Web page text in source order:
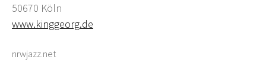
50670 Köln
www.kinggeorg.de
nrwjazz.net